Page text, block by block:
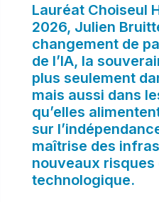
Lauréat Choiseul
2026, Julien
changement de
de l’IA, la
plus seulement
mais aussi dans
qu’elles
sur
maîtrise des
nouveaux risques
technologique.